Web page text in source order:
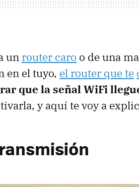
un router caro o de una
en el tuyo, el router que te
que la señal WiFi
y aquí te voy a